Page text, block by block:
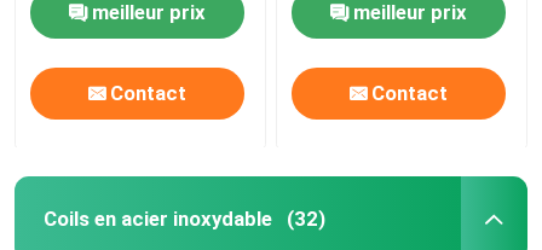
décorationmeilleur prix
Contact
meilleur prix
Contact
Coils en acier inoxydable (32)